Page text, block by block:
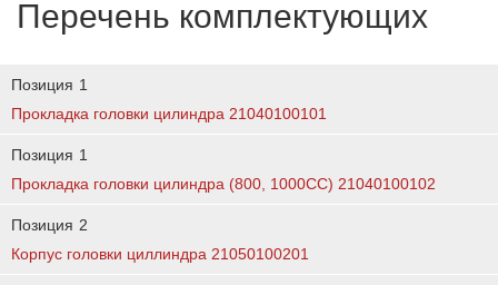
Перечень комплектующих
Позиция 1
Прокладка головки цилиндра 21040100101
Позиция 1
Прокладка головки цилиндра (800, 1000CC) 21040100102
Позиция 2
Корпус головки циллиндра 21050100201